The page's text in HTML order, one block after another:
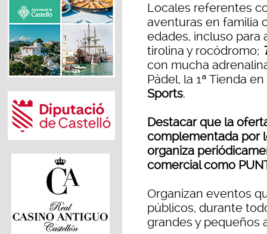
Locales referentes
aventuras en familia
edades, incluso para
tirolina y rocódromo;
con mucha
Pádel, la 1ª Tienda
Sports.
Destacar que la
complementada por
organiza
comercial como
Organizan eventos
públicos, durante
grandes y pequeños